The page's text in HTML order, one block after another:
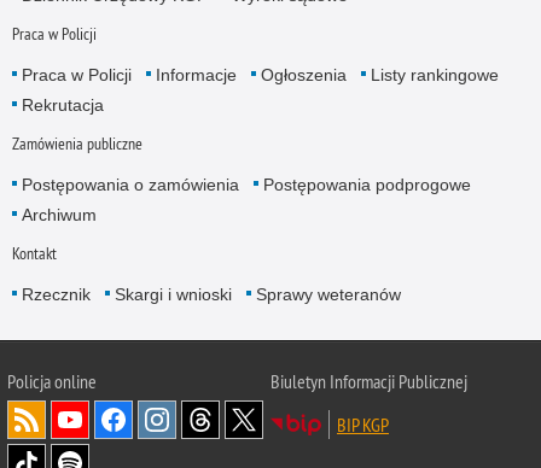
Praca w Policji
Praca w Policji Informacje Ogłoszenia
Listy rankingowe
Rekrutacja
Zamówienia publiczne
Postępowania o zamówienia
Postępowania podprogowe
Archiwum
Kontakt
Rzecznik Skargi i wnioski Sprawy weteranów
Policjaonline
Biuletyn Informacji Publicznej
BIP KGP